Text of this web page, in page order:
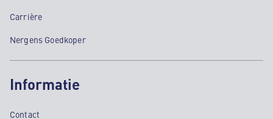
Carrière
Nergens Goedkoper
Informatie
Contact